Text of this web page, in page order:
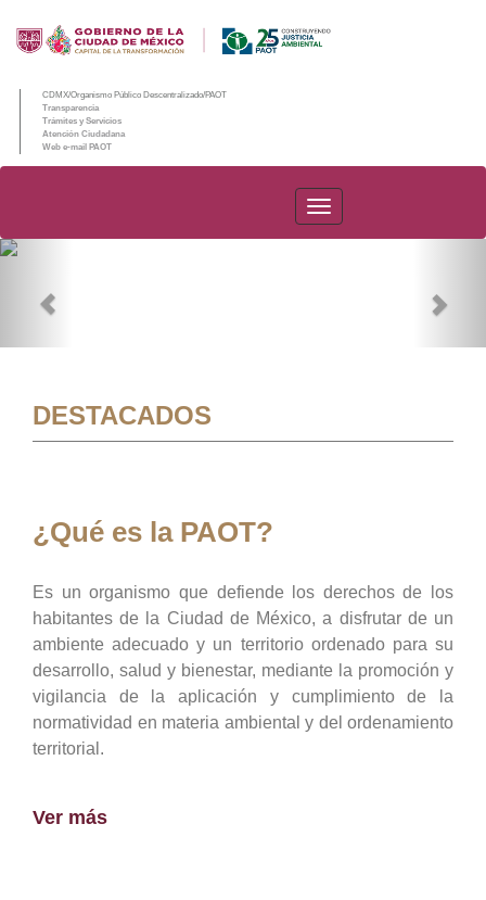
CDMX/Organismo Público Descentralizado/PAOT
Transparencia
Trámites y Servicios
Atención Ciudadana
Web e-mail PAOT
PAOT
DESTACADOS
¿Qué es la PAOT?
Es un organismo que defiende los derechos de los
habitantes de la Ciudad de México, a disfrutar de un
ambiente adecuado y un territorio ordenado para su
desarrollo, salud y bienestar, mediante la promoción y
vigilancia de la aplicación y cumplimiento de la
normatividad en materia ambiental y del ordenamiento
territorial.
Ver más